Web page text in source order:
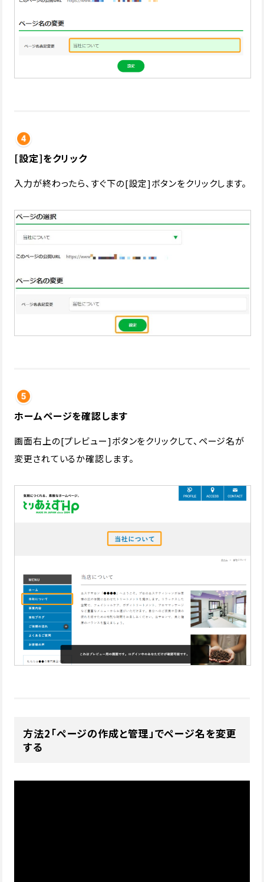
[設定]をクリック
入力が終わったら、すぐ下の[設定]ボタンをクリックします。
ホームページを確認します
画面右上の[プレビュー]ボタンをクリックして、ページ名が
変更されているか確認します。
方法2「ページの作成と管理」でページ名を変更
する